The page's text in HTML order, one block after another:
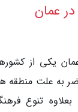
عمان
یکی از
به علت منطقه
تنوع